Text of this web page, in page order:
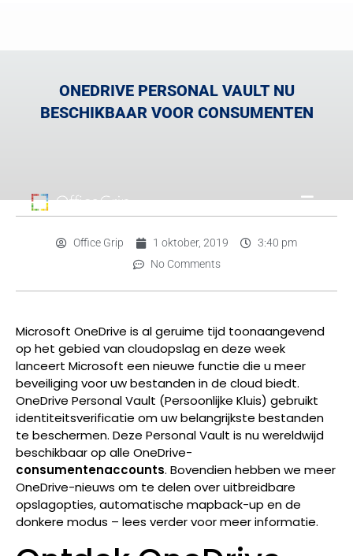
ONEDRIVE PERSONAL VAULT NU
BESCHIKBAAR VOOR CONSUMENTEN
Office Grip 1 oktober, 2019
3:40 pm
No Comments
Microsoft OneDrive is al geruime tijd toonaangevend
op het gebied van cloudopslag en deze week
lanceert Microsoft een nieuwe functie die u meer
beveiliging voor uw bestanden in de cloud biedt.
OneDrive Personal Vault (Persoonlijke Kluis) gebruikt
identiteitsverificatie om uw belangrijkste bestanden
te beschermen. Deze Personal Vault is nu wereldwijd
beschikbaar op alle OneDrive-
consumentenaccounts. Bovendien hebben we meer
OneDrive-nieuws om te delen over uitbreidbare
opslagopties, automatische mapback-up en de
donkere modus – lees verder voor meer informatie.